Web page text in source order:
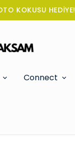
KOKUSU HEDİYE!
Connect